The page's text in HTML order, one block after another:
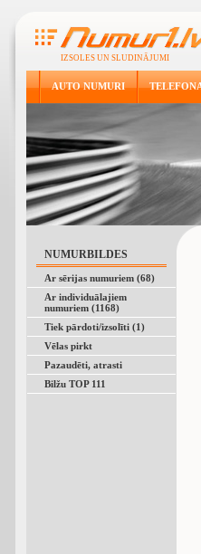
IZSOLES UN SLUDINĀJUMI
AUTO NUMURI
NUMURBILDES
Ar sērijas numuriem (68)
Ar individuālajiem
numuriem (1168)
Tiek pārdoti/izsolīti (1)
Vēlas pirkt
Pazaudēti, atrasti
Bilžu TOP 111